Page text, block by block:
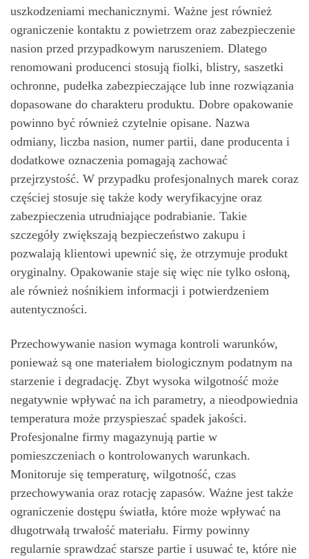
uszkodzeniami mechanicznymi. Ważne jest również
ograniczenie kontaktu z powietrzem oraz zabezpieczenie
nasion przed przypadkowym naruszeniem. Dlatego
renomowani producenci stosują fiolki, blistry, saszetki
ochronne, pudełka zabezpieczające lub inne rozwiązania
dopasowane do charakteru produktu. Dobre opakowanie
powinno być również czytelnie opisane. Nazwa
odmiany, liczba nasion, numer partii, dane producenta i
dodatkowe oznaczenia pomagają zachować
przejrzystość. W przypadku profesjonalnych marek coraz
częściej stosuje się także kody weryfikacyjne oraz
zabezpieczenia utrudniające podrabianie. Takie
szczegóły zwiększają bezpieczeństwo zakupu i
pozwalają klientowi upewnić się, że otrzymuje produkt
oryginalny. Opakowanie staje się więc nie tylko osłoną,
ale również nośnikiem informacji i potwierdzeniem
autentyczności.
Przechowywanie nasion wymaga kontroli warunków,
ponieważ są one materiałem biologicznym podatnym na
starzenie i degradację. Zbyt wysoka wilgotność może
negatywnie wpływać na ich parametry, a nieodpowiednia
temperatura może przyspieszać spadek jakości.
Profesjonalne firmy magazynują partie w
pomieszczeniach o kontrolowanych warunkach.
Monitoruje się temperaturę, wilgotność, czas
przechowywania oraz rotację zapasów. Ważne jest także
ograniczenie dostępu światła, które może wpływać na
długotrwałą trwałość materiału. Firmy powinny
regularnie sprawdzać starsze partie i usuwać te, które nie